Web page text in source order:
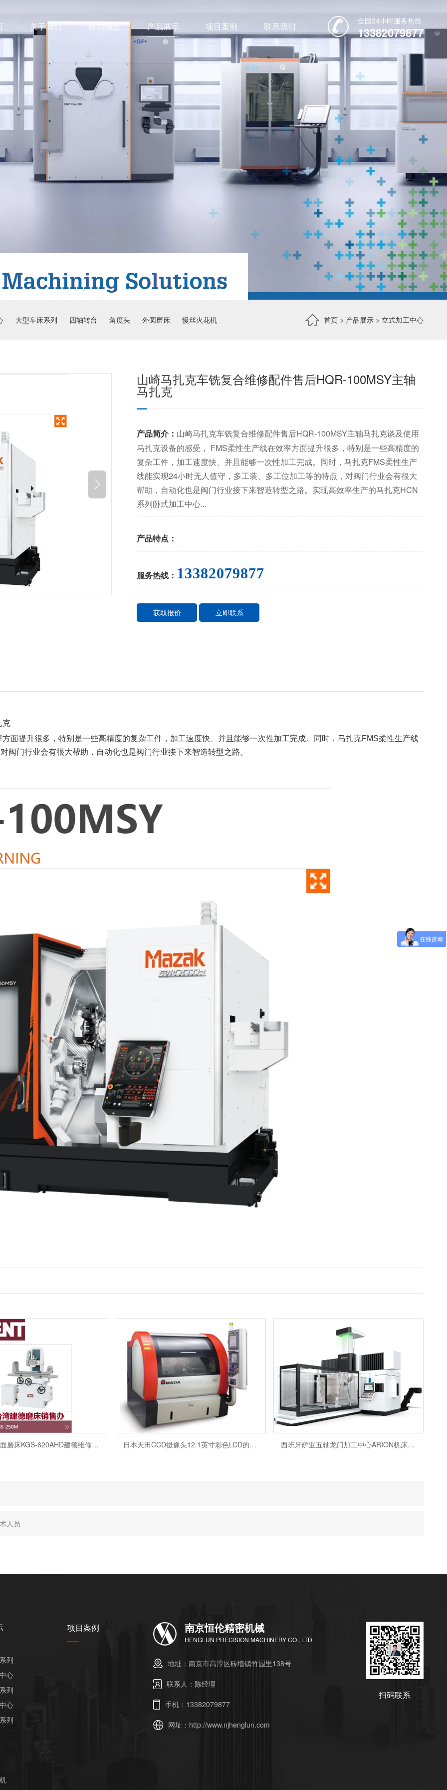
关于我们 新闻动态 产品展示 项目案例 联系我们 全国24小时服务热线
13382079877
大型车床系列 四轴转台 角度头 外圆磨床 慢丝火花机 首页> 产品展示> 立式加工中心
山崎马扎克车铣复合维修配件售后HQR-100MSY主轴
马扎克
产品简介： 山崎马扎克车铣复合维修配件售后HQR-100MSY主轴马扎克谈及使用
马扎克设备的感受， FMS柔性生产线在效率方面提升很多，特别是一些高精度的
复杂工件，加工速度快、并且能够一次性加工完成。同时，马扎克FMS柔性生产
线能实现24小时无人值守，多工装、多工位加工等的特点，对阀门行业会有很大
帮助，自动化也是阀门行业接下来智造转型之路。实现高效率生产的马扎克HCN
系列卧式加工中心...
产品特点：
服务热线： 13382079877
获取报价 立即联系
克
面提升很多，特别是一些高精度的复杂工件，加工速度快、并且能够一次性加工完成。同时，马扎克FMS柔性生产线
阀门行业会有很大帮助，自动化也是阀门行业接下来智造转型之路。
台湾建德平面磨床KGS-620AHD建德维修师傅售后电话 日本天田CCD摄像头12.1英寸彩色LCD的图形轮廓磨床MA 西班牙萨亚五轴龙门加工中心ARION机床厂家销售维修
人员
列
心
列
心
列
项目案例 南京恒伦精密机械
HENGLUN PRECISION MACHINERY CO., LTD
地址：南京市高淳区砖墙镇竹园里138号
联系人：陈经理
手机：13382079877
网址： http://www.njhenglun.com
扫码联系